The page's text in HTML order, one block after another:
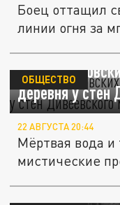
Боец оттащил
линии огня за
Тайны
деревня у стен
ОБЩЕСТВО
22 АВГУСТА 20:44
Мёртвая вода
мистические